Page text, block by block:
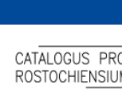
Browsen
direkt zum Inhalt